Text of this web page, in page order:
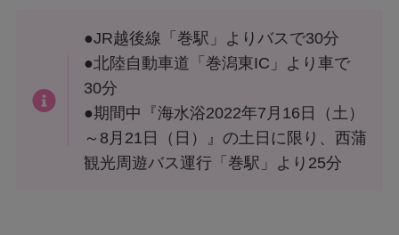
●JR越後線「巻駅」よりバスで30分
●北陸自動車道「巻潟東IC」より車で
30分
●期間中『海水浴2022年7月16日（土）
～8月21日（日）』の土日に限り、西蒲
観光周遊バス運行「巻駅」より25分